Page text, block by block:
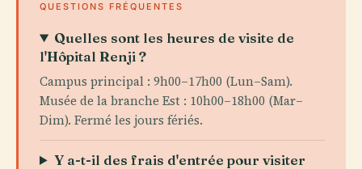
QUESTIONS FRÉQUENTES
Quelles sont les heures de visite de
l'Hôpital Renji ?
Campus principal : 9h00–17h00 (Lun–Sam).
Musée de la branche Est : 10h00–18h00 (Mar–
Dim). Fermé les jours fériés.
Y a-t-il des frais d'entrée pour visiter